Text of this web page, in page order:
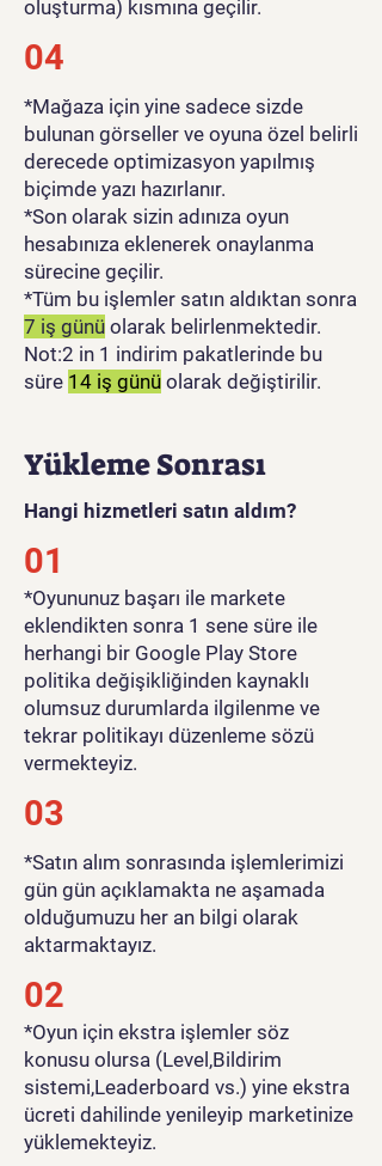
oluşturma) kısmına geçilir.
04
*Mağaza için yine sadece sizde
bulunan görseller ve oyuna özel belirli
derecede optimizasyon yapılmış
biçimde yazı hazırlanır.
*Son olarak sizin adınıza oyun
hesabınıza eklenerek onaylanma
sürecine geçilir.
*Tüm bu işlemler satın aldıktan sonra
7 iş günü olarak belirlenmektedir.
Not:2 in 1 indirim pakatlerinde bu
süre 14 iş günü olarak değiştirilir.
Yükleme Sonrası
Hangi hizmetleri satın aldım?
01
​*Oyununuz başarı ile markete
eklendikten sonra 1 sene süre ile
herhangi bir Google Play Store
politika değişikliğinden kaynaklı
olumsuz durumlarda ilgilenme ve
tekrar politikayı düzenleme sözü
vermekteyiz.
03
*Satın alım sonrasında işlemlerimizi
gün gün açıklamakta ne aşamada
olduğumuzu her an bilgi olarak
aktarmaktayız.
02
*Oyun için ekstra işlemler söz
konusu olursa (Level,Bildirim
sistemi,Leaderboard vs.) yine ekstra
ücreti dahilinde yenileyip marketinize
yüklemekteyiz.